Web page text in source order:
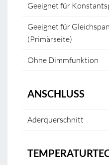
Geeignet für
Geeignet für
(Primärseite)
Ohne Dimmfunktion
ANSCHLUSS
Aderquerschnitt